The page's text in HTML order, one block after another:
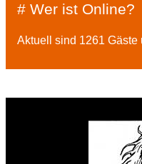
# Wer ist Online?
Aktuell sind 1261